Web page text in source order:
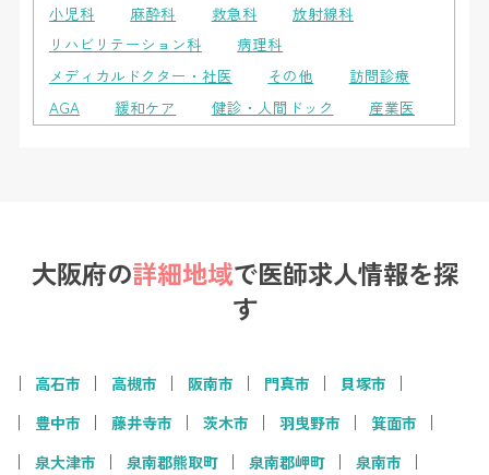
小児科
麻酔科 救急科
放射線科
リハビリテーション科
病理科
メディカルドクター・社医
その他
訪問診療
AGA
緩和ケア 健診・人間ドック 産業医
大阪府の詳細地域で医師求人情報を探
す
高石市 高槻市 阪南市 門真市
貝塚市
豊中市
藤井寺市 茨木市 羽曳野市
箕面市
泉大津市
泉南郡熊取町 泉南郡岬町
泉南市